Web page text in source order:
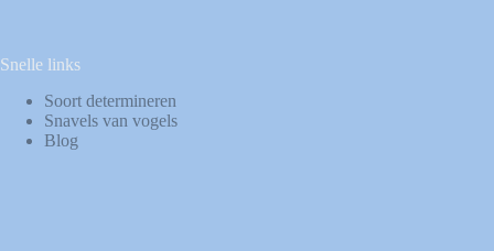
Snelle links
Soort determineren
Snavels van vogels
Blog